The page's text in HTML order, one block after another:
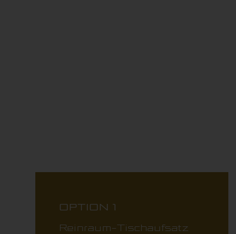
OPTION 1
Reinraum-Tischaufsatz